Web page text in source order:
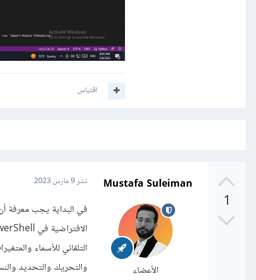
اقتباس
1
Mustafa Suleiman
الأعضاء
نشر9 مارس 2023
التلقائي للأسماء
والتحريك والتحديد